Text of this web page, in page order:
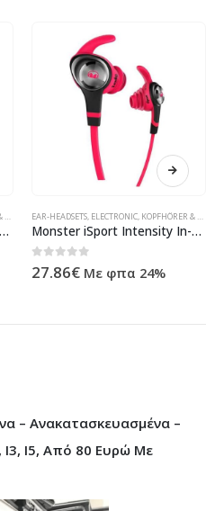
,ΠΡΟΪΌΝΤΑ ΠΛΗΡΟΦΟΡΙΚΉΣ - ΚΙΝΗΤΉΣ
Monster iSport Intensity In-Ear Headphones Black
EAR-HEADSETS, ELECTRONIC, KOPFHÖRER & HEADSET
Monster iSport Intensity In-Ear Headphones Pink
0out of 5
27.86€ Με φπα 24%
– Ανακατασκευασμένα –
I3, I5, Από 80 Ευρώ Με